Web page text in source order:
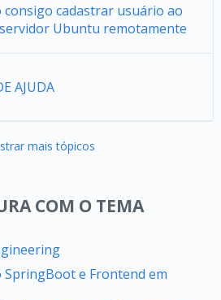
consigo cadastrar usuário ao
Ubuntu remotamente
AJUDA
mais tópicos
COM O TEMA
SpringBoot e Frontend em